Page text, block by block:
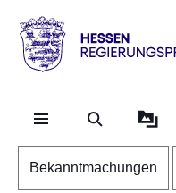
Hessen
RP
Darmstadt
Bekanntmachungen